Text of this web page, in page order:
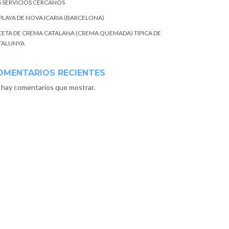
SERVICIOS CERCANOS
DE NOVA ICARIA (BARCELONA)
DE CREMA CATALANA (CREMA QUEMADA) TIPICA DE
RECIENTES
comentarios que mostrar.